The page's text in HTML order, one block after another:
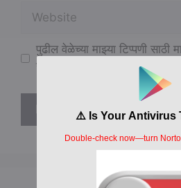
पुढील वेळेच्या माझ्या टिप्पणी
संकेतस्थळ ह्या ब्राउझरमध्ये जतन